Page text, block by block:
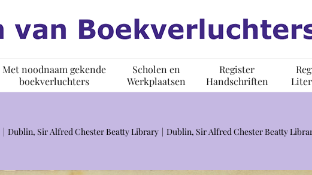
Met noodnaam gekende
boekverluchters
Scholen en
Werkplaatsen
Register
Handschriften
Dublin, Sir Alfred Chester Beatty Library Dublin, Sir Alfred Chester Beatty